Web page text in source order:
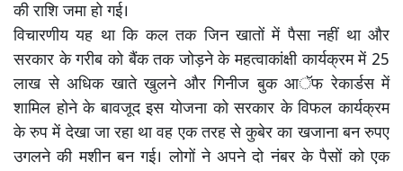
की राशि जमा हो गई।
विचारणीय यह था कि कल तक जिन खातों में पैसा नहीं था और
सरकार के गरीब को बैंक तक जोड़ने के महत्वाकांक्षी कार्यक्रम में 25
लाख से अधिक खाते खुलने और गिनीज बुक आॅफ रेकार्डस में
शामिल होने के बावजूद इस योजना को सरकार के विफल कार्यक्रम
के रुप में देखा जा रहा था वह एक तरह से कुबेर का खजाना बन रुपए
उगलने की मशीन बन गई। लोगों ने अपने दो नंबर के पैसों को एक